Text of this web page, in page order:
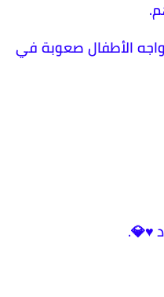
الأطفال صعوبة في
♥️💎.